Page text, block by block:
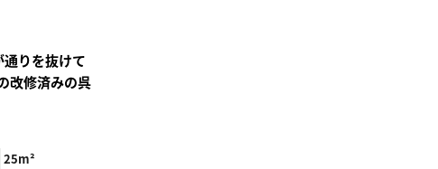
りを抜けて
改修済みの呉
25m²